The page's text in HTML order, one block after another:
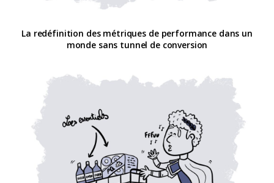
La redéfinition des métriques de performance dans un
monde sans tunnel de conversion